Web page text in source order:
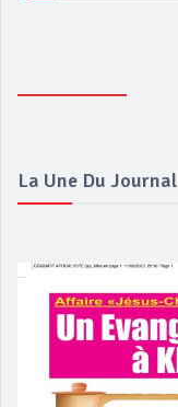
La Une Du Journal